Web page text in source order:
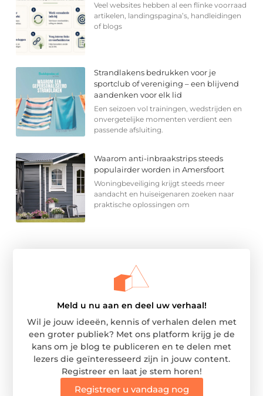
Veel websites hebben al een flinke voorraad
artikelen, landingspagina’s, handleidingen
of blogs
Strandlakens bedrukken voor je
sportclub of vereniging – een blijvend
aandenken voor elk lid
Een seizoen vol trainingen, wedstrijden en
onvergetelijke momenten verdient een
passende afsluiting.
Waarom anti-inbraakstrips steeds
populairder worden in Amersfoort
Woningbeveiliging krijgt steeds meer
aandacht en huiseigenaren zoeken naar
praktische oplossingen om
Meld u nu aan en deel uw verhaal!
Wil je jouw ideeën, kennis of verhalen delen met
een groter publiek? Met ons platform krijg je de
kans om je blog te publiceren en te delen met
lezers die geïnteresseerd zijn in jouw content.
Registreer en laat je stem horen!
Registreer u vandaag nog